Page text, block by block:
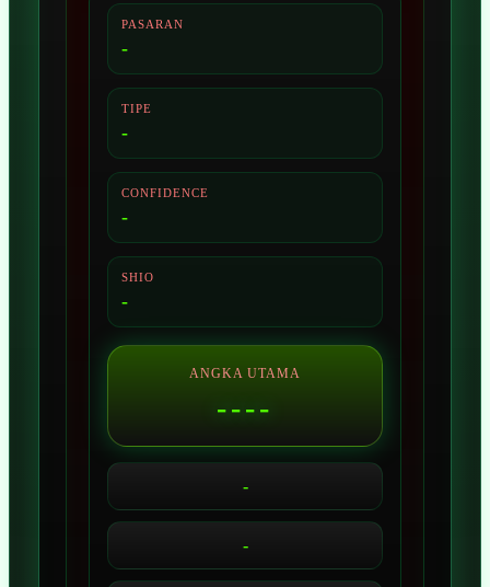
PASARAN
-
TIPE
-
CONFIDENCE
-
SHIO
-
ANGKA UTAMA
----
-
-